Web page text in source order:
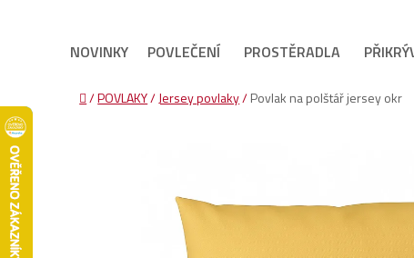
NOVINKY POVLEČENÍ PROSTĚRADLA
Domů
/POVLAKY/Jersey povlaky/Povlak na polštář jersey okr